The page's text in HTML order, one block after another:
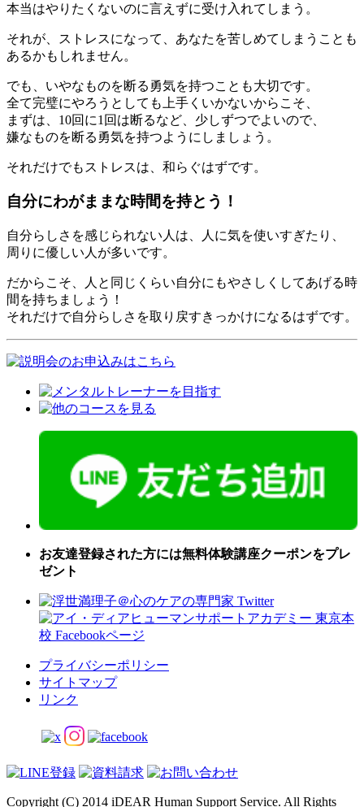
本当はやりたくないのに言えずに受け入れてしまう。
それが、ストレスになって、あなたを苦しめてしまうことも
あるかもしれません。
でも、いやなものを断る勇気を持つことも大切です。
全て完璧にやろうとしても上手くいかないからこそ、
まずは、10回に1回は断るなど、少しずつでよいので、
嫌なものを断る勇気を持つようにしましょう。
それだけでもストレスは、和らぐはずです。
自分にわがままな時間を持とう！
自分らしさを感じられない人は、人に気を使いすぎたり、
周りに優しい人が多いです。
だからこそ、人と同じくらい自分にもやさしくしてあげる時
間を持ちましょう！
それだけで自分らしさを取り戻すきっかけになるはずです。
お友達登録された方には無料体験講座クーポンをプレ
ゼント
プライバシーポリシー
サイトマップ
リンク
Copyright (C) 2014 iDEAR Human Support Service. All Rights